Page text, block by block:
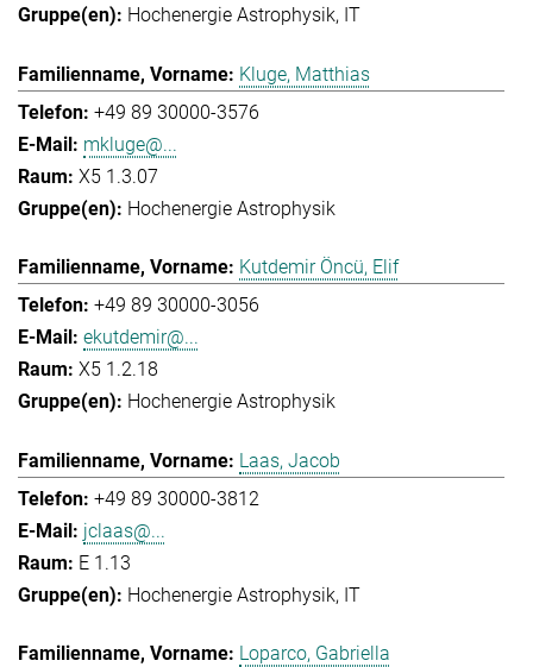
Hochenergie Astrophysik IT
Kluge, Matthias
+49 89 30000-3576
mkluge@...
X5 1.3.07
Hochenergie Astrophysik
Kutdemir Öncü, Elif
+49 89 30000-3056
ekutdemir@...
X5 1.2.18
Hochenergie Astrophysik
Laas, Jacob
+49 89 30000-3812
jclaas@...
E 1.13
Hochenergie Astrophysik IT
Loparco, Gabriella